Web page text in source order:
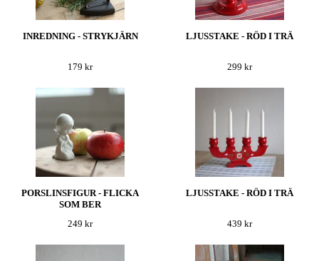
INREDNING - STRYKJÄRN
179 kr
LJUSSTAKE - RÖD I TRÄ
299 kr
PORSLINSFIGUR - FLICKA
SOM BER
249 kr
LJUSSTAKE - RÖD I TRÄ
439 kr